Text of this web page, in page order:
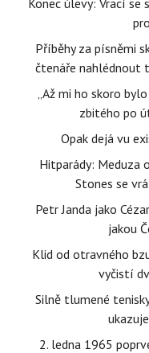
Konec úlevy: Vrací se
Příběhy za písněmi
čtenáře nahlédnout
„Až mi ho skoro
zbitého po
Opak dejá vu
Hitparády: Meduza
Stones se
Petr Janda jako
jakou
Klid od otravného
vyčistí
Silně tlumené
2. ledna 1965